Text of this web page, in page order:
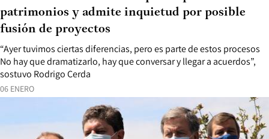
06 ENERO
“Ayer tuvimos ciertas diferencias, pero es parte de estos procesos
No hay que dramatizarlo, hay que conversar y llegar a acuerdos”,
sostuvo Rodrigo Cerda
patrimonios y admite inquietud por posible
fusión de proyectos